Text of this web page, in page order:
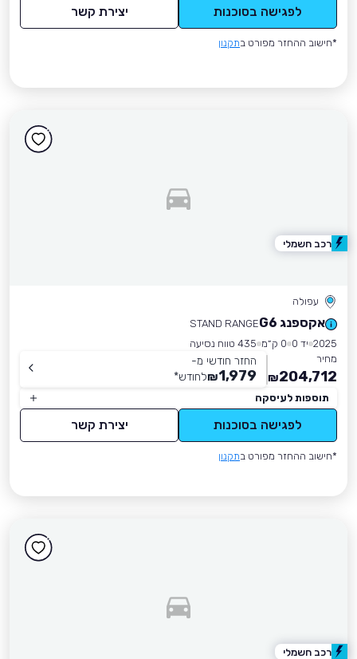
לפגישה בסוכנות יצירת קשר
*חישוב ההחזר מפורט בתקנון
עפולה
אקספנג G6
STAND RANGE
2025 יד 0 0 ק״מ
435 טווח נסיעה
מחיר
204,712
₪
החזר חודשי מ-
1,979
₪לחודש*
תוספות לעיסקה
לפגישה בסוכנות יצירת קשר
*חישוב ההחזר מפורט בתקנון
רכב חשמלי
רכב חשמלי